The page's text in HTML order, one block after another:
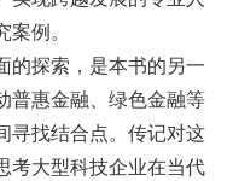
例。
的探索，是本书的另一
普惠金融、绿色金融等
寻找结合点。传记对这
考大型科技企业在当代